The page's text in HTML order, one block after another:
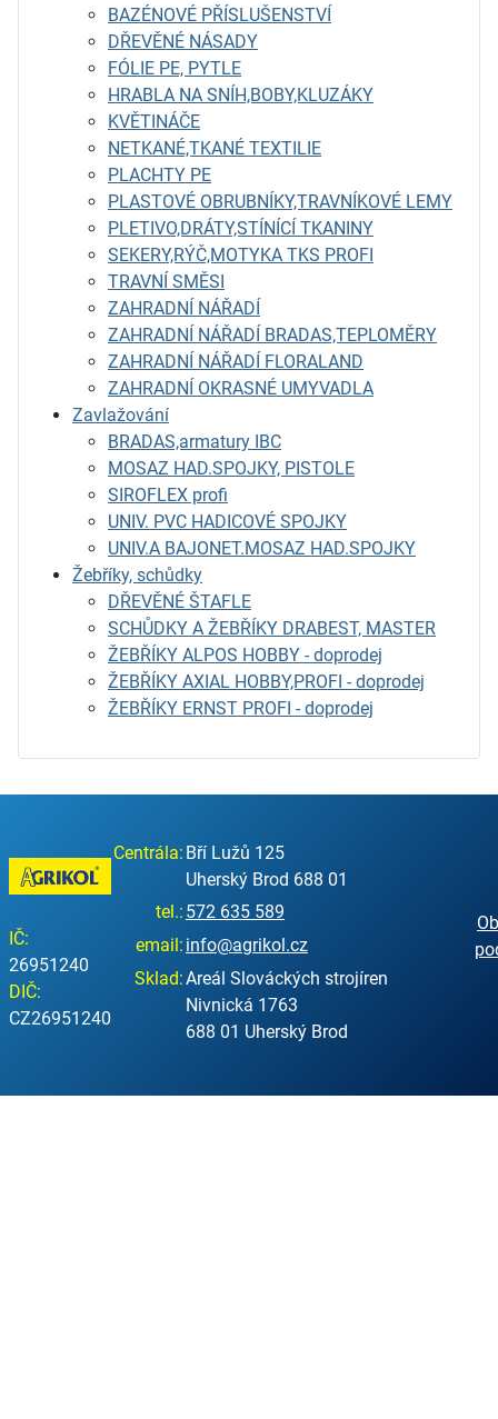
BAZÉNOVÉ PŘÍSLUŠENSTVÍ
DŘEVĚNÉ NÁSADY
FÓLIE PE, PYTLE
HRABLA NA SNÍH,BOBY,KLUZÁKY
KVĚTINÁČE
NETKANÉ,TKANÉ TEXTILIE
PLACHTY PE
PLASTOVÉ OBRUBNÍKY,TRAVNÍKOVÉ LEMY
PLETIVO,DRÁTY,STÍNÍCÍ TKANINY
SEKERY,RÝČ,MOTYKA TKS PROFI
TRAVNÍ SMĚSI
ZAHRADNÍ NÁŘADÍ
ZAHRADNÍ NÁŘADÍ BRADAS,TEPLOMĚRY
ZAHRADNÍ NÁŘADÍ FLORALAND
ZAHRADNÍ OKRASNÉ UMYVADLA
Zavlažování
BRADAS,armatury IBC
MOSAZ HAD.SPOJKY, PISTOLE
SIROFLEX profi
UNIV. PVC HADICOVÉ SPOJKY
UNIV.A BAJONET.MOSAZ HAD.SPOJKY
Žebříky, schůdky
DŘEVĚNÉ ŠTAFLE
SCHŮDKY A ŽEBŘÍKY DRABEST, MASTER
ŽEBŘÍKY ALPOS HOBBY - doprodej
ŽEBŘÍKY AXIAL HOBBY,PROFI - doprodej
ŽEBŘÍKY ERNST PROFI - doprodej
IČ:
26951240
DIČ:
CZ26951240
Centrála: Bří Lužů 125
Uherský Brod 688 01
tel.: 572 635 589
email: info@agrikol.cz
Sklad:Areál Slováckých strojíren
Nivnická 1763
688 01 Uherský Brod